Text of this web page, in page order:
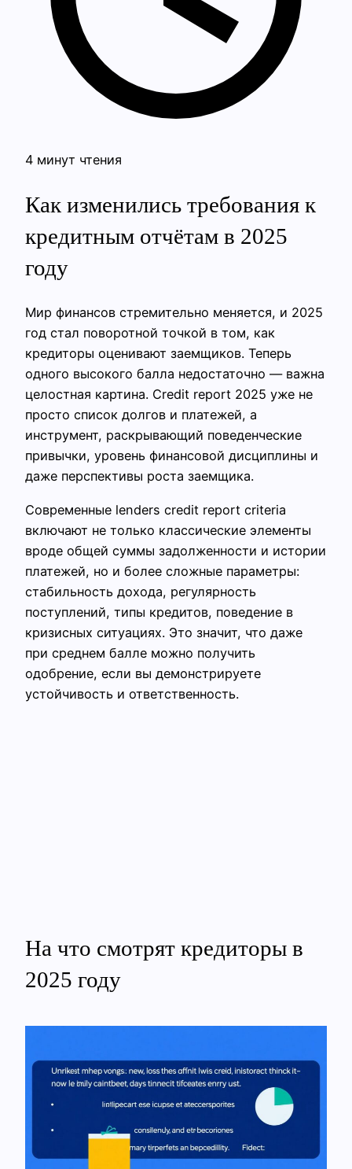
4 минут чтения
Как изменились требования к
кредитным отчётам в 2025
году
Мир финансов стремительно меняется, и 2025
год стал поворотной точкой в том, как
кредиторы оценивают заемщиков. Теперь
одного высокого балла недостаточно — важна
целостная картина. Credit report 2025 уже не
просто список долгов и платежей, а
инструмент, раскрывающий поведенческие
привычки, уровень финансовой дисциплины и
даже перспективы роста заемщика.
Современные lenders credit report criteria
включают не только классические элементы
вроде общей суммы задолженности и истории
платежей, но и более сложные параметры:
стабильность дохода, регулярность
поступлений, типы кредитов, поведение в
кризисных ситуациях. Это значит, что даже
при среднем балле можно получить
одобрение, если вы демонстрируете
устойчивость и ответственность.
На что смотрят кредиторы в
2025 году